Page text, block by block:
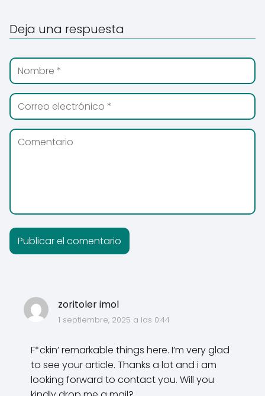
zoritoler imol
1 septiembre, 2025 a las 0:44
F*ckin’ remarkable things here. I’m very glad
to see your article. Thanks a lot and i am
looking forward to contact you. Will you
Deja una respuesta